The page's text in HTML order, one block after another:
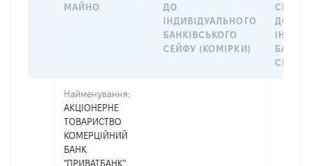
МАЙНО
ДО
ІНДИВІДУАЛЬНОГО
БАНКІВСЬКОГО
СЕЙФУ (КОМІРКИ)
СІМ’Ї
СЕЙФУ
Найменування:
АКЦІОНЕРНЕ
ТОВАРИСТВО
КОМЕРЦІЙНИЙ
БАНК
"ПРИВАТБАНК"